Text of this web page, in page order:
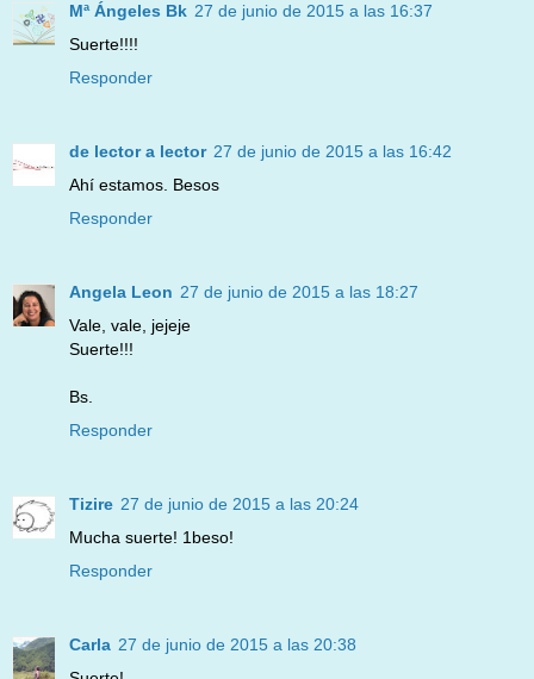
Mª Ángeles Bk 27 de junio de 2015 a las 16:37
Suerte!!!!
Responder
de lector a lector 27 de junio de 2015 a las 16:42
Ahí estamos. Besos
Responder
Angela Leon 27 de junio de 2015 a las 18:27
Vale, vale, jejeje
Suerte!!!
Bs.
Responder
Tizire 27 de junio de 2015 a las 20:24
Mucha suerte! 1beso!
Responder
Carla 27 de junio de 2015 a las 20:38